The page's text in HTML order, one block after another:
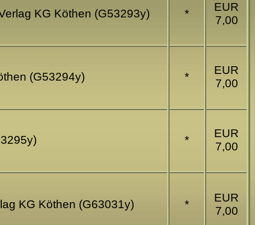
KG Köthen (G53293y) *
EUR
7,00
(G53294y) *
EUR
7,00
*
EUR
7,00
KG Köthen (G63031y) *
EUR
7,00